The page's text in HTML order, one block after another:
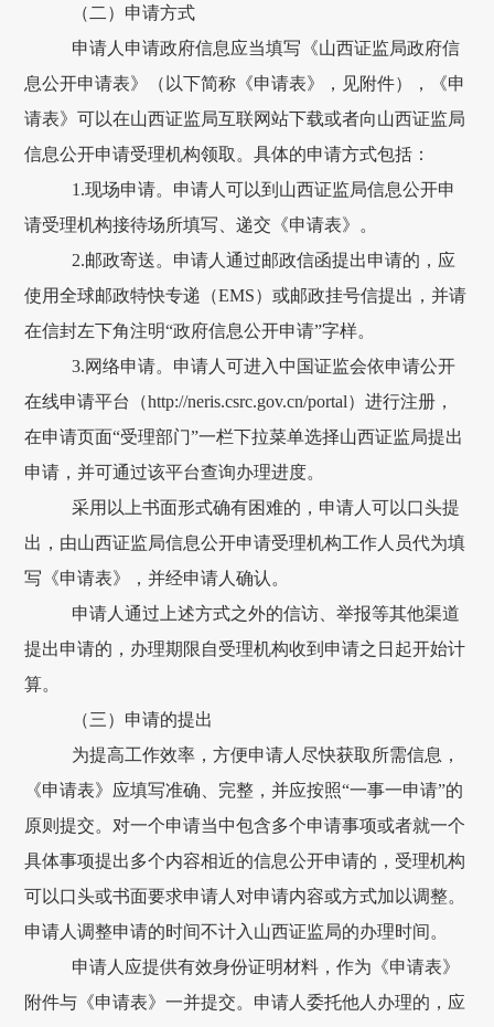
（二）申请方式
申请人申请政府信息应当填写《山西证监局政府信
息公开申请表》（以下简称《申请表》，见附件），《申
请表》可以在山西证监局互联网站下载或者向山西证监局
信息公开申请受理机构领取。具体的申请方式包括：
1.现场申请。申请人可以到山西证监局信息公开申
请受理机构接待场所填写、递交《申请表》。
2.邮政寄送。申请人通过邮政信函提出申请的，应
使用全球邮政特快专递（EMS）或邮政挂号信提出，并请
在信封左下角注明“政府信息公开申请”字样。
3.网络申请。申请人可进入中国证监会依申请公开
在线申请平台（http://neris.csrc.gov.cn/portal）进行注册 ，
在申请页面“受理部门”一栏下拉菜单选择山西证监局提出
申请，并可通过该平台查询办理进度。
采用以上书面形式确有困难的，申请人可以口头提
出，由山西证监局信息公开申请受理机构工作人员代为填
写《申请表》，并经申请人确认。
申请人通过上述方式之外的信访、举报等其他渠道
提出申请的，办理期限自受理机构收到申请之日起开始计
算。
（三）申请的提出
为提高工作效率，方便申请人尽快获取所需信息，
《申请表》应填写准确、完整，并应按照“一事一申请”的
原则提交。对一个申请当中包含多个申请事项或者就一个
具体事项提出多个内容相近的信息公开申请的，受理机构
可以口头或书面要求申请人对申请内容或方式加以调整。
申请人调整申请的时间不计入山西证监局的办理时间。
申请人应提供有效身份证明材料，作为《申请表》
附件与《申请表》一并提交。申请人委托他人办理的，应